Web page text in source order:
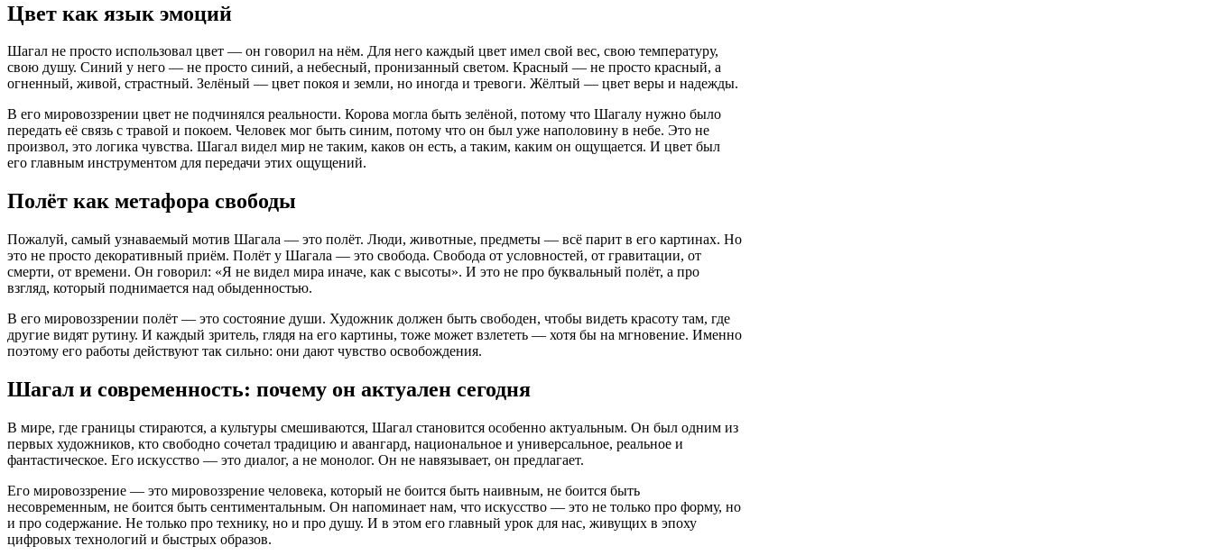
Цвет как язык эмоций
Шагал не просто использовал цвет — он говорил на нём. Для него каждый цвет имел свой вес, свою температуру,
свою душу. Синий у него — не просто синий, а небесный, пронизанный светом. Красный — не просто красный, а
огненный, живой, страстный. Зелёный — цвет покоя и земли, но иногда и тревоги. Жёлтый — цвет веры и надежды.
В его мировоззрении цвет не подчинялся реальности. Корова могла быть зелёной, потому что Шагалу нужно было
передать её связь с травой и покоем. Человек мог быть синим, потому что он был уже наполовину в небе. Это не
произвол, это логика чувства. Шагал видел мир не таким, каков он есть, а таким, каким он ощущается. И цвет был
его главным инструментом для передачи этих ощущений.
Полёт как метафора свободы
Пожалуй, самый узнаваемый мотив Шагала — это полёт. Люди, животные, предметы — всё парит в его картинах. Но
это не просто декоративный приём. Полёт у Шагала — это свобода. Свобода от условностей, от гравитации, от
смерти, от времени. Он говорил: «Я не видел мира иначе, как с высоты». И это не про буквальный полёт, а про
взгляд, который поднимается над обыденностью.
В его мировоззрении полёт — это состояние души. Художник должен быть свободен, чтобы видеть красоту там, где
другие видят рутину. И каждый зритель, глядя на его картины, тоже может взлететь — хотя бы на мгновение. Именно
поэтому его работы действуют так сильно: они дают чувство освобождения.
Шагал и современность: почему он актуален сегодня
В мире, где границы стираются, а культуры смешиваются, Шагал становится особенно актуальным. Он был одним из
первых художников, кто свободно сочетал традицию и авангард, национальное и универсальное, реальное и
фантастическое. Его искусство — это диалог, а не монолог. Он не навязывает, он предлагает.
Его мировоззрение — это мировоззрение человека, который не боится быть наивным, не боится быть
несовременным, не боится быть сентиментальным. Он напоминает нам, что искусство — это не только про форму, но
и про содержание. Не только про технику, но и про душу. И в этом его главный урок для нас, живущих в эпоху
цифровых технологий и быстрых образов.